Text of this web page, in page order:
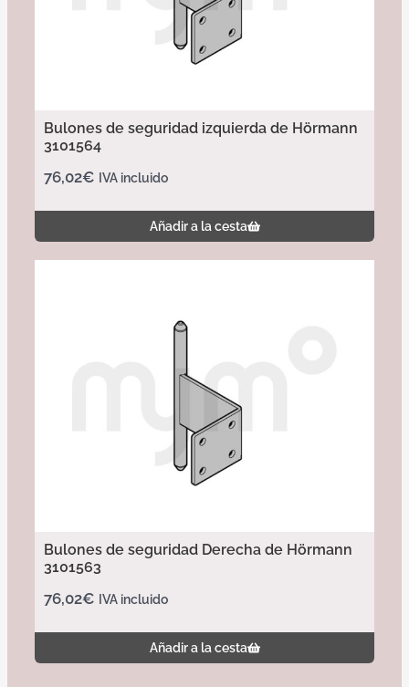
Bulones de seguridad izquierda de Hörmann
3101564
76,02€ IVA incluido
Añadir a la cesta
Bulones de seguridad Derecha de Hörmann
3101563
76,02€ IVA incluido
Añadir a la cesta